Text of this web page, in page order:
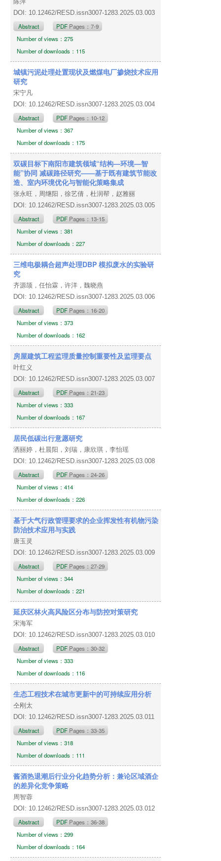
DOI: 10.12462/RESD.issn3007-1283.2025.03.003
Abstract PDF Pages：7-9
Number of views：275
Number of downloads：115
城镇污泥处理处置现状及燃煤电厂掺烧技术应用
研究
宋宁凡
DOI: 10.12462/RESD.issn3007-1283.2025.03.004
Abstract PDF Pages：10-12
Number of views：367
Number of downloads：175
双碳目标下南阳市建筑领域“结构—环境—智
能”协同 减碳路径研究——基于既有建筑节能改
造、室内环境优化与智能化策略集成
张永旺，周继阳，徐艺倩，杜润帮，赵雅丽
DOI: 10.12462/RESD.issn3007-1283.2025.03.005
Abstract PDF Pages：13-15
Number of views：381
Number of downloads：227
三维电极耦合超声处理DBP 模拟废水的实验研
究
齐源颉，任怡霖，许洋，魏晓燕
DOI: 10.12462/RESD.issn3007-1283.2025.03.006
Abstract PDF Pages：16-20
Number of views：373
Number of downloads：162
房屋建筑工程监理质量控制重要性及监理要点
叶红义
DOI: 10.12462/RESD.issn3007-1283.2025.03.007
Abstract PDF Pages：21-23
Number of views：333
Number of downloads：167
居民低碳出行意愿研究
洒丽婷，杜晨阳，刘瑞，康欣琪，李怡瑶
DOI: 10.12462/RESD.issn3007-1283.2025.03.008
Abstract PDF Pages：24-26
Number of views：414
Number of downloads：226
基于大气行政管理要求的企业挥发性有机物污染
防治技术应用与实践
唐玉灵
DOI: 10.12462/RESD.issn3007-1283.2025.03.009
Abstract PDF Pages：27-29
Number of views：344
Number of downloads：221
延庆区林火高风险区分布与防控对策研究
宋海军
DOI: 10.12462/RESD.issn3007-1283.2025.03.010
Abstract PDF Pages：30-32
Number of views：333
Number of downloads：116
生态工程技术在城市更新中的可持续应用分析
仝刚太
DOI: 10.12462/RESD.issn3007-1283.2025.03.011
Abstract PDF Pages：33-35
Number of views：318
Number of downloads：111
酱酒热退潮后行业分化趋势分析：兼论区域酒企
的差异化竞争策略
周智蓉
DOI: 10.12462/RESD.issn3007-1283.2025.03.012
Abstract PDF Pages：36-38
Number of views：299
Number of downloads：164